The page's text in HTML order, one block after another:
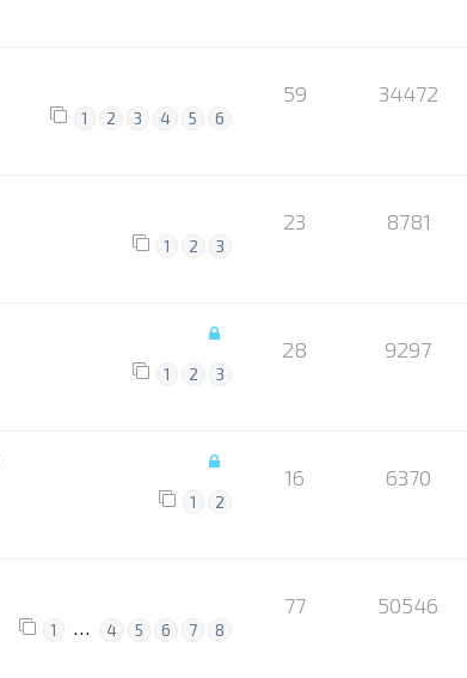
1 2 3 4 5 6
59 34472
1 2 3
23 8781
1 2 3
28 9297
1 2
16 6370
1 … 4 5 6 7 8
77 50546